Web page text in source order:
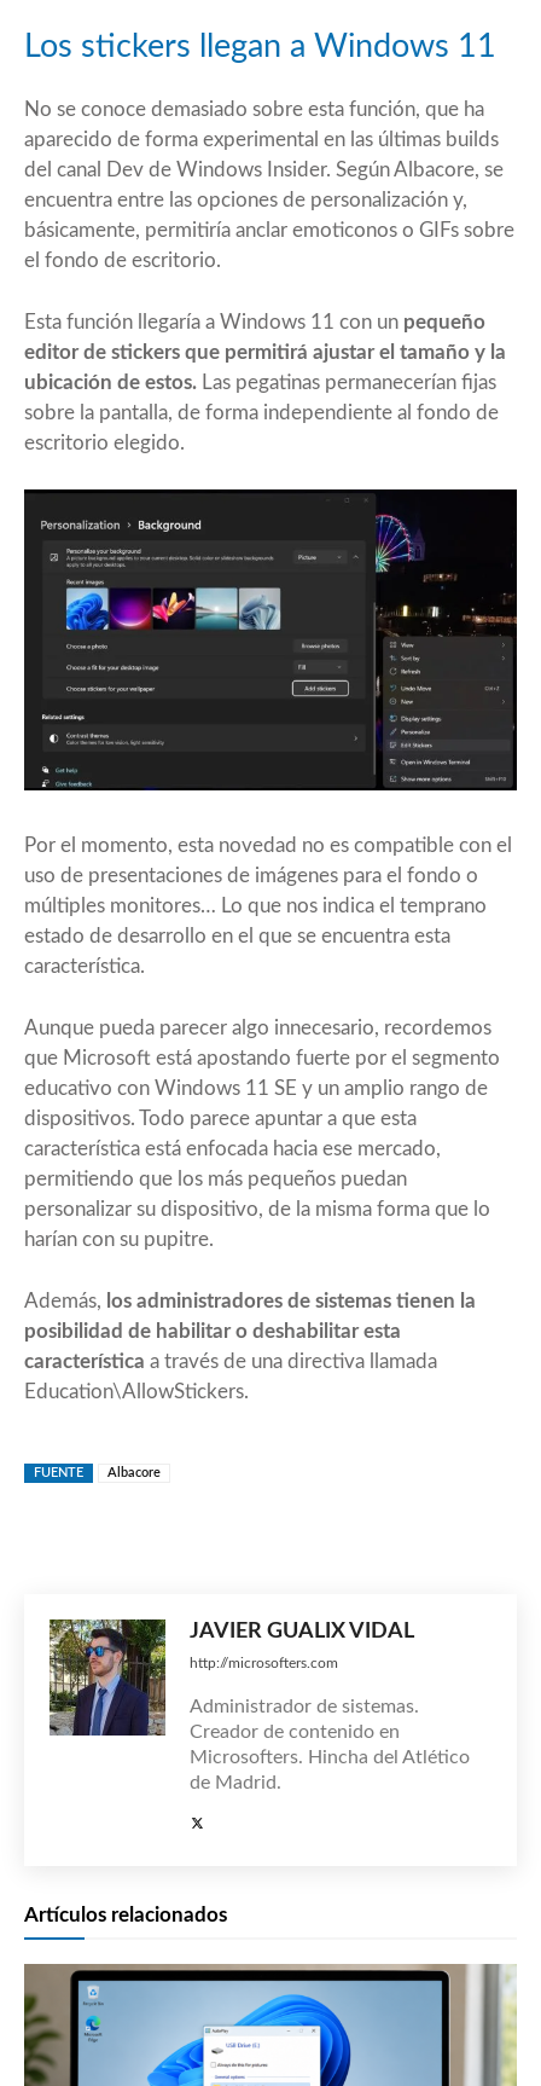
Los stickers llegan a Windows 11
No se conoce demasiado sobre esta función, que ha
aparecido de forma experimental en las últimas builds
del canal Dev de Windows Insider. SegúnAlbacore, se
encuentra entre las opciones de personalización y,
básicamente, permitiría anclar emoticonos o GIFs sobre
el fondo de escritorio.
Esta función llegaría a Windows 11 con un pequeño
editor de stickers que permitirá ajustar el tamaño y la
ubicación de estos. Las pegatinas permanecerían fijas
sobre la pantalla, de forma independiente al fondo de
escritorio elegido.
Por el momento, esta novedad no es compatible con el
uso de presentaciones de imágenes para el fondo o
múltiples monitores… Lo que nos indica el temprano
estado de desarrollo en el que se encuentra esta
característica.
Aunque pueda parecer algo innecesario, recordemos
que Microsoft está apostando fuerte por el segmento
educativo con Windows 11 SE y un amplio rango de
dispositivos. Todo parece apuntar a que esta
característica está enfocada hacia ese mercado,
permitiendo que los más pequeños puedan
personalizar su dispositivo, de la misma forma que lo
harían con su pupitre.
Además, los administradores de sistemas tienen la
posibilidad de habilitar o deshabilitar esta
característica a través de una directiva llamada
Education\AllowStickers.
FUENTE Albacore
JAVIER GUALIX VIDAL
http://microsofters.com
Administrador de sistemas.
Creador de contenido en
Microsofters. Hincha del Atlético
de Madrid.
Artículos relacionados